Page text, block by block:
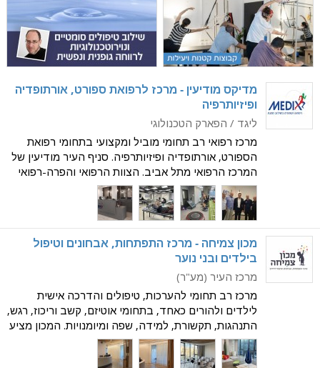
מדיקס מודיעין - מרכז לרפואת ספורט, אורתופדיה
ופיזיותרפיה
ליגד / הפארק הטכנולוגי
מרכז רפואי רב תחומי מוביל ומקצועי בתחומי רפואת
הספורט, אורתופדיה ופיזיותרפיה. סניף העיר מודיעין של
המרכז הרפואי מתל אביב. הצוות הרפואי והפרה-רפואי
הינם מהמובילים בארץ בתחום, ובעל ניסיון רב
ומקצועיות ללא פשרות. בסל השירותים הרחב, תוכלו
למצוא
מכון צמיחה - מרכז התפתחות, אבחונים וטיפול
בילדים ובני נוער
מרכז העיר (מע"ר)
מרכז רב תחומי להערכות, טיפולים והדרכה אישית
לילדים ולהורים כאחד, בתחומי אוטיזם, קשב וריכוז, רגש,
התנהגות, תקשורת, למידה, שפה ומיומנויות. המכון מציע
תהליך ברור ומובנה הכולל איש צוות המלווה אתכם
לאורך כל התהליך. הצוות המקצועי והמנוסה של מומחי